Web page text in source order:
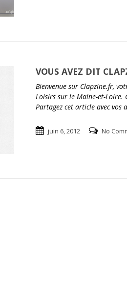
VOUS AVEZ DIT
Bienvenue sur Clapzine.fr,
Loisirs sur le Maine-et-Loire.
Partagez cet article avec vos
juin 6, 2012 No